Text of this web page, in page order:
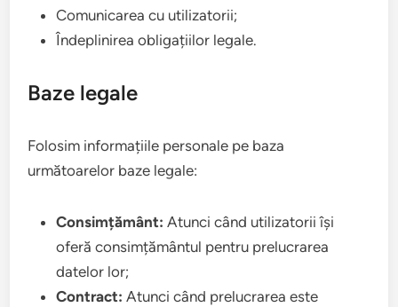
Comunicarea cu utilizatorii;
Îndeplinirea obligațiilor legale.
Baze legale
Folosim informațiile personale pe baza
următoarelor baze legale:
Consimțământ: Atunci când utilizatorii își
oferă consimțământul pentru prelucrarea
datelor lor;
Contract: Atunci când prelucrarea este